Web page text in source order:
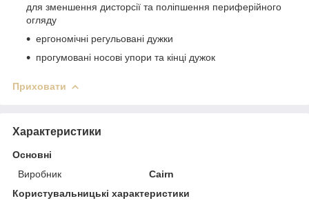
для зменшення дисторсії та поліпшення периферійного
огляду
ергономічні регульовані дужки
прогумовані носові упори та кінці дужок
Приховати
Характеристики
Основні
Виробник
Cairn
Користувальницькі характеристики